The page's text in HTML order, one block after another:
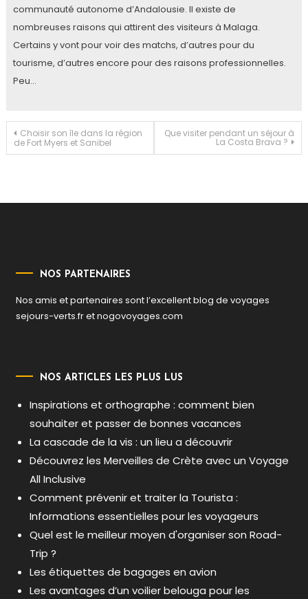
communauté autonome d’Andalousie. Il existe de
nombreuses raisons qui attirent des visiteurs à Malaga.
Certains y vont pour voir des matchs, d’autres pour du
tourisme, d’autres encore pour des raisons professionnelles.
Peu…
Navigation
l’article
Choisir son île dans la région
de Fort Myers et Sanibel
Que visiter pendant un séjour à
La Costa Brava ?
NOS PARTENAIRES
Nos amis et partenaires sont l’excellent blog de voyages
sejours-verts.fretnogovoyages.com
NOS ARTICLES LES PLUS LUS
Inspirations et orthographe : comment bien
souhaiter et passer de bonnes vacances
La cascade de la vis : un lieu a découvrir
Découvrez les Merveilles de Crète avec un Voyage
All Inclusive
Comment prévenir et traiter la Tourista :
Informations essentielles pour les voyageurs
Quel est le meilleur moyen d'organiser son Road-
Trip ?
Les étiquettes de bagages en avion
Les avantages d’un voilier belouga pour les